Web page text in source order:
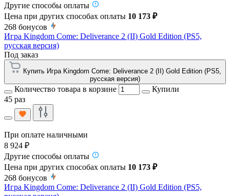
Другие способы оплаты
Цена при других способах оплаты 10 173 ₽
268 бонусов
Игра Kingdom Come: Deliverance 2 (II) Gold Edition (PS5,
русская версия)
Под заказ
Купить Игра Kingdom Come: Deliverance 2 (II) Gold Edition (PS5,
русская версия)
Количество товара в корзине
Купили
45 раз
При оплате наличными
8 924 ₽
Другие способы оплаты
Цена при других способах оплаты 10 173 ₽
268 бонусов
Игра Kingdom Come: Deliverance 2 (II) Gold Edition (PS5,